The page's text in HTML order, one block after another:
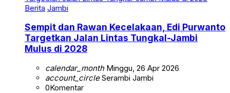
Berita Jambi
Sempit dan Rawan Kecelakaan, Edi Purwanto
Targetkan Jalan Lintas Tungkal-Jambi
Mulus di 2028
calendar_monthMinggu, 26 Apr 2026
account_circleSerambi Jambi
0Komentar